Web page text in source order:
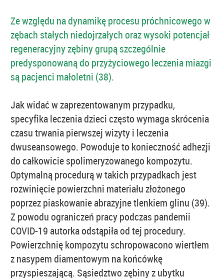
Ze względu na dynamikę procesu próchnicowego w
zębach stałych niedojrzałych oraz wysoki potencjał
regeneracyjny zębiny grupą szczególnie
predysponowaną do przyżyciowego leczenia miazgi
są pacjenci małoletni (38).
Jak widać w zaprezentowanym przypadku,
specyfika leczenia dzieci często wymaga skrócenia
czasu trwania pierwszej wizyty i leczenia
dwuseansowego. Powoduje to konieczność adhezji
do całkowicie spolimeryzowanego kompozytu.
Optymalną procedurą w takich przypadkach jest
rozwinięcie powierzchni materiału złożonego
poprzez piaskowanie abrazyjne tlenkiem glinu (39).
Z powodu ograniczeń pracy podczas pandemii
COVID-19 autorka odstąpiła od tej procedury.
Powierzchnię kompozytu schropowacono wiertłem
z nasypem diamentowym na końcówkę
przyspieszającą. Sąsiedztwo zębiny z ubytku